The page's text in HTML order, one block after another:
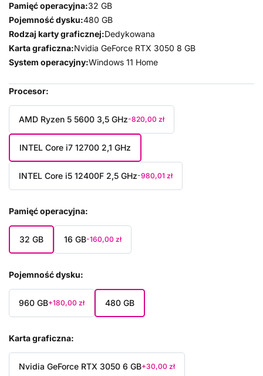
Pamięć operacyjna:32 GB
Pojemność dysku:480 GB
Rodzaj karty graficznej:Dedykowana
Karta graficzna:Nvidia GeForce RTX 3050 8 GB
System operacyjny:Windows 11 Home
Procesor
AMD Ryzen 5 5600 3,5 GHz-820,00 zł
INTEL Core i7 12700 2,1 GHz
INTEL Core i5 12400F 2,5 GHz-980,01 zł
Pamięć operacyjna
32 GB 16 GB-160,00 zł
Pojemność dysku
960 GB+180,00 zł 480 GB
Karta graficzna
Nvidia GeForce RTX 3050 6 GB+30,00 zł